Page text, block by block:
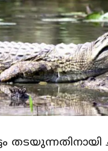
തടയുന്നതിനായി